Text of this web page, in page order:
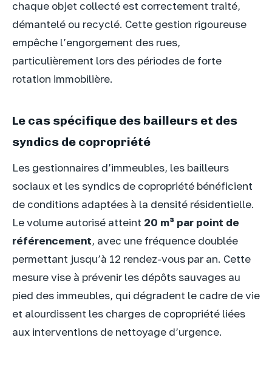
chaque objet collecté est correctement traité,
démantelé ou recyclé. Cette gestion rigoureuse
empêche l’engorgement des rues,
particulièrement lors des périodes de forte
rotation immobilière.
Le cas spécifique des bailleurs et des
syndics de copropriété
Les gestionnaires d’immeubles, les bailleurs
sociaux et les syndics de copropriété bénéficient
de conditions adaptées à la densité résidentielle.
Le volume autorisé atteint 20 m³ par point de
référencement, avec une fréquence doublée
permettant jusqu’à 12 rendez-vous par an. Cette
mesure vise à prévenir les dépôts sauvages au
pied des immeubles, qui dégradent le cadre de vie
et alourdissent les charges de copropriété liées
aux interventions de nettoyage d’urgence.